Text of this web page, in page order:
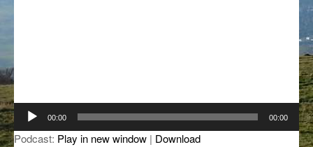
LA FABRIK POÉTIK
LA MINUTE LITTÉRAIRE
Lecteur
audio
00:00 00:00
Podcast: Play in new window | Download